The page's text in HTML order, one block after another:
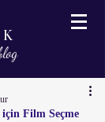
için Film Seçme